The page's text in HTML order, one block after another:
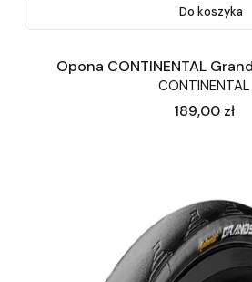
Do koszyka
Opona CONTINENTAL
CONTINENTAL
Cena
189,00 zł